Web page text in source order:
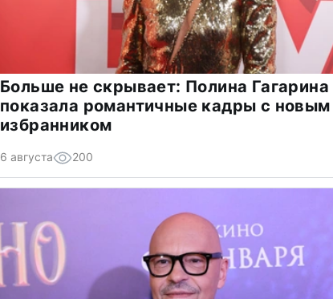
Больше не скрывает: Полина Гагарина
показала романтичные кадры с новым
избранником
6 августа 200